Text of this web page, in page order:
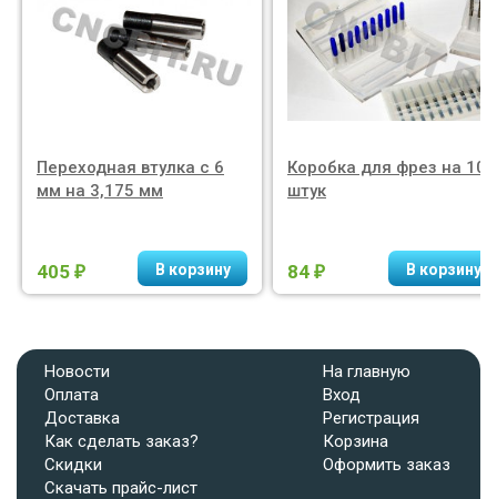
Переходная втулка с 6
мм на 3,175 мм
405 ₽
Коробка для фрез на 10
штук
84 ₽
Новости
Оплата
Доставка
Как сделать заказ?
Скидки
Скачать прайс-лист
На главную
Вход
Регистрация
Корзина
Оформить заказ